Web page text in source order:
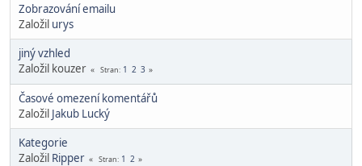
Zobrazování emailu
Založil urys
jiný vzhled
Založil kouzer
Stran 1 2 3
Časové omezení komentářů
Založil Jakub Lucký
Kategorie
Založil Ripper Stran 1 2